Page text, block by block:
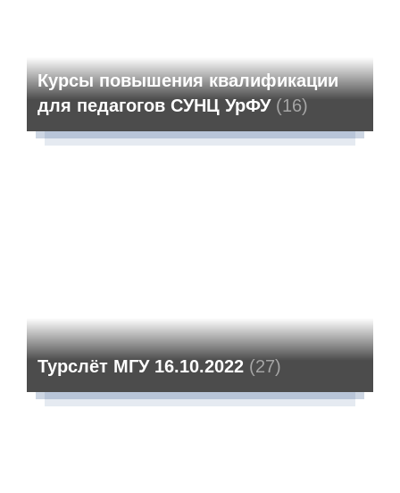
Курсы повышения квалификации
для педагогов СУНЦ УрФУ (16)
Турслёт МГУ 16.10.2022 (27)